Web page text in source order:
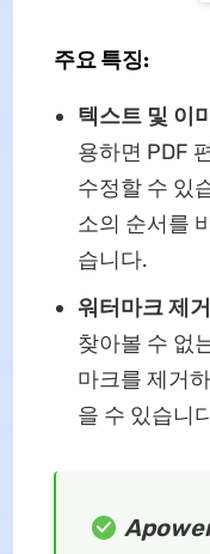
주요 특징:
텍스트 및 이
용하면 PDF
수정할 수 있
소의 순서를
습니다.
워터마크 제
찾아볼 수 없
마크를 제거
을 수 있습니